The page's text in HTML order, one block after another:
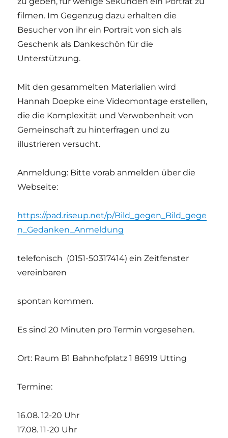
filmen. Im Gegenzug dazu erhalten die
Besucher von ihr ein Portrait von sich als
Geschenk als Dankeschön für die
Unterstützung.
Mit den gesammelten Materialien wird
Hannah Doepke eine Videomontage erstellen,
die die Komplexität und Verwobenheit von
Gemeinschaft zu hinterfragen und zu
illustrieren versucht.
Anmeldung: Bitte vorab anmelden über die
Webseite:
https://pad.riseup.net/p/Bild_gegen_Bild_gege
n_Gedanken_Anmeldung
telefonisch (0151-50317414) ein Zeitfenster
vereinbaren
spontan kommen.
Es sind 20 Minuten pro Termin vorgesehen.
Ort: Raum B1 Bahnhofplatz 1 86919 Utting
Termine:
16.08. 12-20 Uhr
17.08. 11-20 Uhr